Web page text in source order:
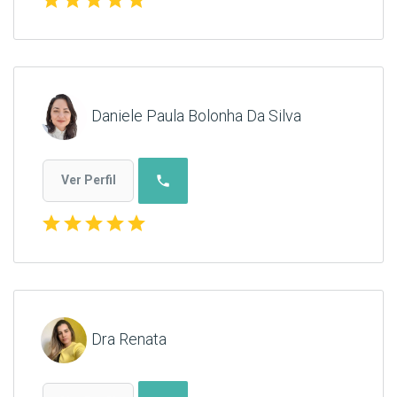
Daniele Paula Bolonha Da Silva
Ver Perfil phone
starstarstarstarstar
Dra Renata